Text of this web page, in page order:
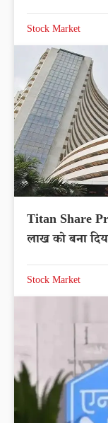
Stock Market
Titan Share
लाख को बना
Stock Market